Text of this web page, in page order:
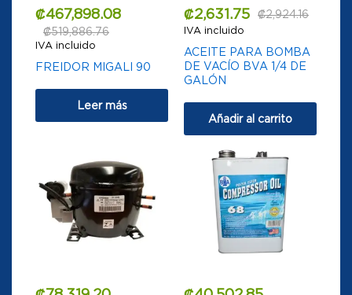
₡467,898.08
₡519,886.76
IVA incluido
FREIDOR MIGALI 90
Leer más
₡2,631.75 ₡2,924.16
IVA incluido
ACEITE PARA BOMBA
DE VACÍO BVA 1/4 DE
GALÓN
Añadir al carrito